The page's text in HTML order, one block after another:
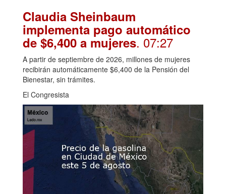
Claudia Sheinbaum
implementa pago automático
de $6,400 a mujeres. 07:27
A partir de septiembre de 2026, millones de mujeres
recibirán automáticamente $6,400 de la Pensión del
Bienestar, sin trámites.
El Congresista